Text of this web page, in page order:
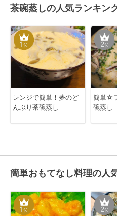
茶碗蒸しの人気ランキン
1位
レンジで簡単！夢のど
んぶり茶碗蒸し
2位
簡単☆
碗蒸し
簡単おもてなし料理の人
1位 2位